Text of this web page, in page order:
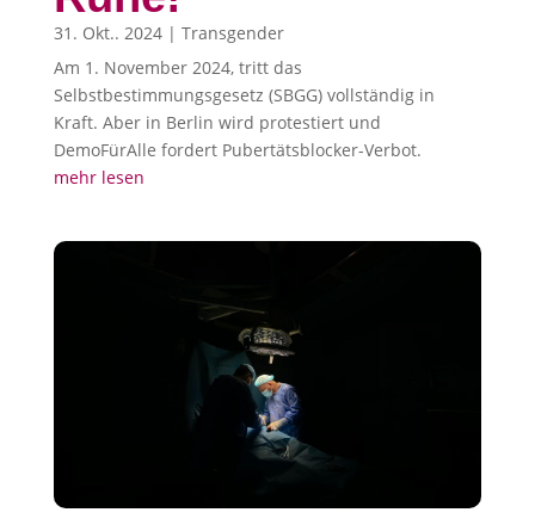
31. Okt.. 2024| Transgender
Am 1. November 2024, tritt das
Selbstbestimmungsgesetz (SBGG) vollständig in
Kraft. Aber in Berlin wird protestiert und
DemoFürAlle fordert Pubertätsblocker-Verbot.
mehr lesen